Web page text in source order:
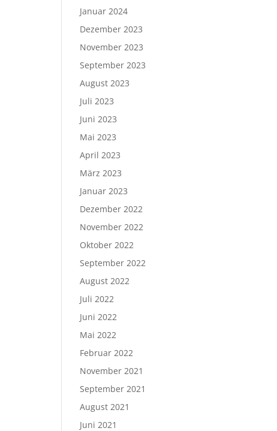
Januar 2024
Dezember 2023
November 2023
September 2023
August 2023
Juli 2023
Juni 2023
Mai 2023
April 2023
März 2023
Januar 2023
Dezember 2022
November 2022
Oktober 2022
September 2022
August 2022
Juli 2022
Juni 2022
Mai 2022
Februar 2022
November 2021
September 2021
August 2021
Juni 2021